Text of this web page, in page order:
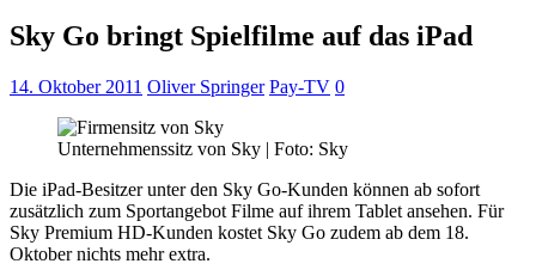
Sky Go bringt Spielfilme auf das iPad
14. Oktober 2011 Oliver Springer Pay-TV 0
Unternehmenssitz von Sky | Foto: Sky
Die iPad-Besitzer unter den Sky Go-Kunden können ab sofort
zusätzlich zum Sportangebot Filme auf ihrem Tablet ansehen. Für
Sky Premium HD-Kunden kostet Sky Go zudem ab dem 18.
Oktober nichts mehr extra.